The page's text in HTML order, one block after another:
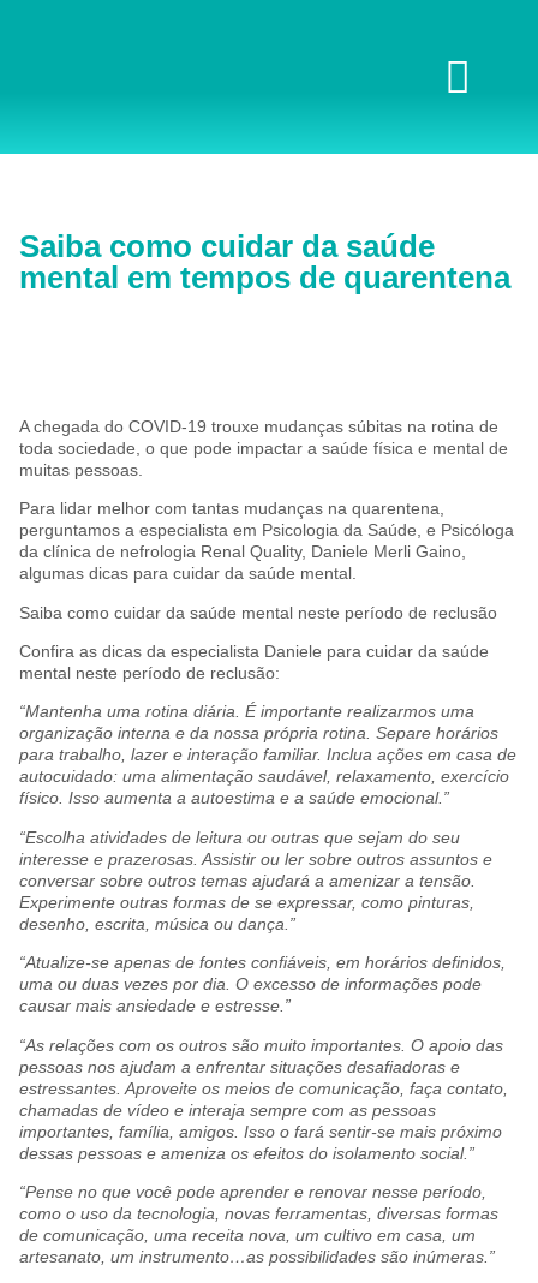
Saiba como cuidar da saúde
mental em tempos de quarentena
A chegada do COVID-19 trouxe mudanças súbitas na rotina de
toda sociedade, o que pode impactar a saúde física e mental de
muitas pessoas.
Para lidar melhor com tantas mudanças na quarentena,
perguntamos a especialista em Psicologia da Saúde, e Psicóloga
da clínica de nefrologia Renal Quality, Daniele Merli Gaino,
algumas dicas para cuidar da saúde mental.
Saiba como cuidar da saúde mental neste período de reclusão
Confira as dicas da especialista Daniele para cuidar da saúde
mental neste período de reclusão:
“Mantenha uma rotina diária. É importante realizarmos uma
organização interna e da nossa própria rotina. Separe horários
para trabalho, lazer e interação familiar. Inclua ações em casa de
autocuidado: uma alimentação saudável, relaxamento, exercício
físico. Isso aumenta a autoestima e a saúde emocional.”
“Escolha atividades de leitura ou outras que sejam do seu
interesse e prazerosas. Assistir ou ler sobre outros assuntos e
conversar sobre outros temas ajudará a amenizar a tensão.
Experimente outras formas de se expressar, como pinturas,
desenho, escrita, música ou dança.”
“Atualize-se apenas de fontes confiáveis, em horários definidos,
uma ou duas vezes por dia. O excesso de informações pode
causar mais ansiedade e estresse.”
“As relações com os outros são muito importantes. O apoio das
pessoas nos ajudam a enfrentar situações desafiadoras e
estressantes. Aproveite os meios de comunicação, faça contato,
chamadas de vídeo e interaja sempre com as pessoas
importantes, família, amigos. Isso o fará sentir-se mais próximo
dessas pessoas e ameniza os efeitos do isolamento social.”
“Pense no que você pode aprender e renovar nesse período,
como o uso da tecnologia, novas ferramentas, diversas formas
de comunicação, uma receita nova, um cultivo em casa, um
artesanato, um instrumento…as possibilidades são inúmeras.”